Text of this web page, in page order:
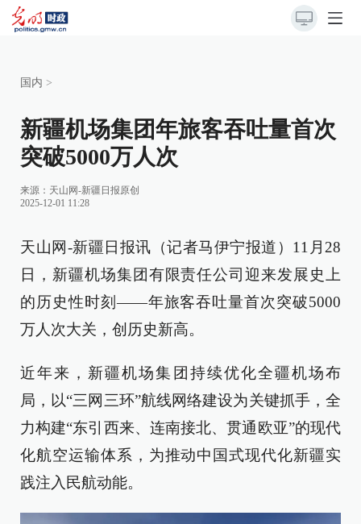
国内 >
新疆机场集团年旅客吞吐量首次
突破5000万人次
来源： 天山网-新疆日报原创
2025-12-01 11:28
天山网-新疆日报讯（记者马伊宁报道）11月28
日，新疆机场集团有限责任公司迎来发展史上
的历史性时刻——年旅客吞吐量首次突破5000
万人次大关，创历史新高。
近年来，新疆机场集团持续优化全疆机场布
局，以“三网三环”航线网络建设为关键抓手，全
力构建“东引西来、连南接北、贯通欧亚”的现代
化航空运输体系，为推动中国式现代化新疆实
践注入民航动能。